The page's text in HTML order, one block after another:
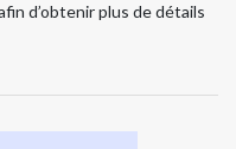
d’obtenir plus de détails